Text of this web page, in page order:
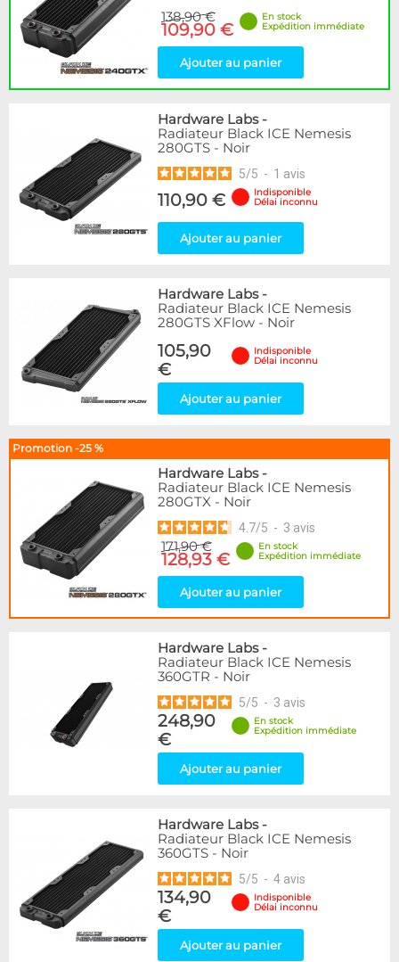
138,90 €
109,90 €
En stock
Expédition immédiate
Ajouter au panier
Hardware Labs-
Radiateur Black ICE Nemesis
280GTS - Noir
5/5 - 1 avis
110,90 €
Indisponible
Délai inconnu
Ajouter au panier
Hardware Labs-
Radiateur Black ICE Nemesis
280GTS XFlow - Noir
105,90
€
Indisponible
Délai inconnu
Ajouter au panier
Promotion -25 %
Hardware Labs-
Radiateur Black ICE Nemesis
280GTX - Noir
4.7/5 - 3 avis
171,90 €
128,93 €
En stock
Expédition immédiate
Ajouter au panier
Hardware Labs-
Radiateur Black ICE Nemesis
360GTR - Noir
5/5 - 3 avis
248,90
€
En stock
Expédition immédiate
Ajouter au panier
Hardware Labs-
Radiateur Black ICE Nemesis
360GTS - Noir
5/5 - 4 avis
134,90
€
Indisponible
Délai inconnu
Ajouter au panier